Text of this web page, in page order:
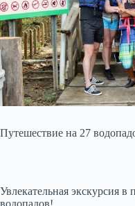
Путешествие на 27
Увлекательная экскурсия